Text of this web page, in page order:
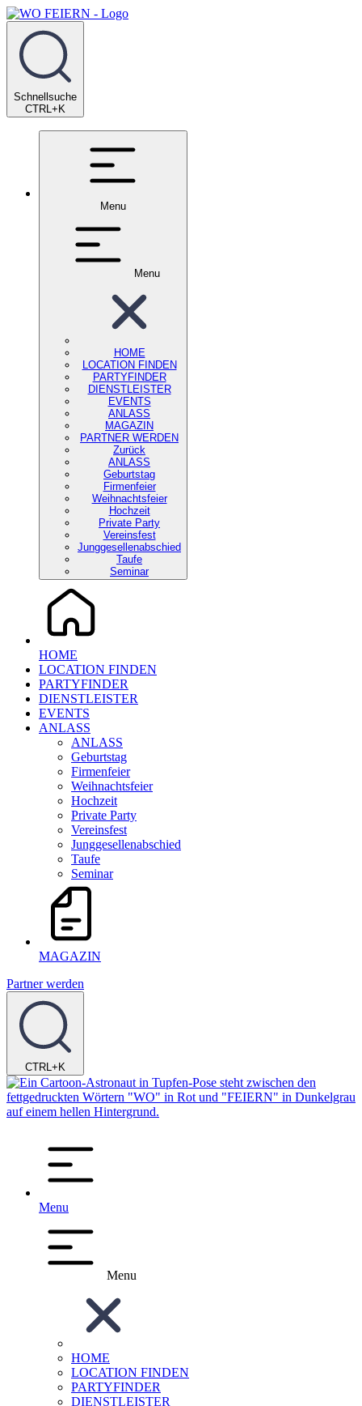
Schnellsuche
CTRL+K
Menu
Menu
HOME
LOCATION FINDEN
PARTYFINDER
DIENSTLEISTER
EVENTS
ANLASS
MAGAZIN
PARTNER WERDEN
Zurück
ANLASS
Geburtstag
Firmenfeier
Weihnachtsfeier
Hochzeit
Private Party
Vereinsfest
Junggesellenabschied
Taufe
Seminar
HOME
LOCATION FINDEN
PARTYFINDER
DIENSTLEISTER
EVENTS
ANLASS
ANLASS
Geburtstag
Firmenfeier
Weihnachtsfeier
Hochzeit
Private Party
Vereinsfest
Junggesellenabschied
Taufe
Seminar
MAGAZIN
Partner werden
CTRL+K
Menu
Menu
HOME
LOCATION FINDEN
PARTYFINDER
DIENSTLEISTER